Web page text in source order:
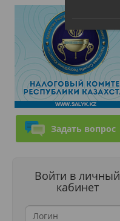
Задать вопрос
Войти в личный
кабинет